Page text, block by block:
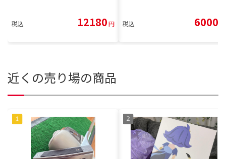
税込 12180円 税込 6000
近くの売り場の商品